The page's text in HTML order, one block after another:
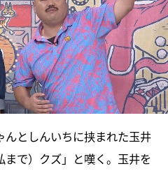
としんいちに挟まれた玉井
で）クズ」と嘆く。玉井を